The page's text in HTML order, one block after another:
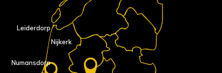
Nijkerk
Numansdorp
Leiderdorp